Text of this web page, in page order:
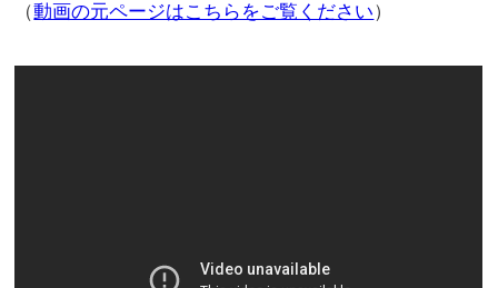
（動画の元ページはこちらをご覧ください）